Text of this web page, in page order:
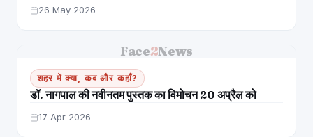
26 May 2026
Face2News
शहर में क्या, कब और कहाँ?
डॉ. नागपाल की नवीनतम पुस्तक का विमोचन 20 अप्रैल को
17 Apr 2026